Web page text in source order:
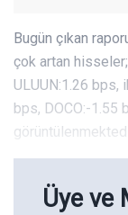
Bugün çıkan
çok artan
ULUUN:1.26 bps,
bps, DOCO:-1.55
Üye ve